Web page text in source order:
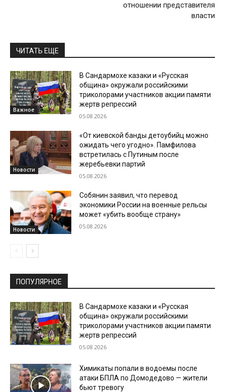
отношении представителя
власти
ЧИТАТЬ ЕЩЕ
Важное
В Сандармохе казаки и «Русская
община» окружали российскими
триколорами участников акции памяти
жертв репрессий
05.08.2026
Новости
«От киевской банды детоубийц можно
ожидать чего угодно». Памфилова
встретилась с Путиным после
жеребьевки партий
05.08.2026
Новости
Собянин заявил, что перевод
экономики России на военные рельсы
может «убить вообще страну»
05.08.2026
ПОПУЛЯРНОЕ
В Сандармохе казаки и «Русская
община» окружали российскими
триколорами участников акции памяти
жертв репрессий
05.08.2026
Химикаты попали в водоемы после
атаки БПЛА по Домодедово — жители
бьют тревогу